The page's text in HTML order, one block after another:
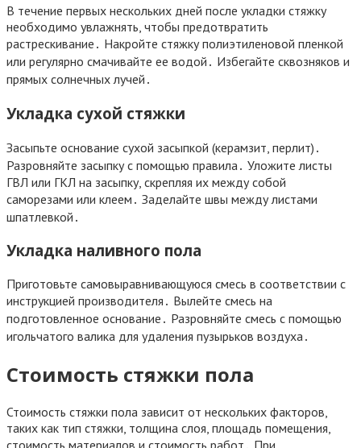
В течение первых нескольких дней после укладки стяжку
необходимо увлажнять, чтобы предотвратить
растрескивание․ Накройте стяжку полиэтиленовой пленкой
или регулярно смачивайте ее водой․ Избегайте сквозняков и
прямых солнечных лучей․
Укладка сухой стяжки
Засыпьте основание сухой засыпкой (керамзит, перлит)․
Разровняйте засыпку с помощью правила․ Уложите листы
ГВЛ или ГКЛ на засыпку, скрепляя их между собой
саморезами или клеем․ Заделайте швы между листами
шпатлевкой․
Укладка наливного пола
Приготовьте самовыравнивающуюся смесь в соответствии с
инструкцией производителя․ Вылейте смесь на
подготовленное основание․ Разровняйте смесь с помощью
игольчатого валика для удаления пузырьков воздуха․
Стоимость стяжки пола
Стоимость стяжки пола зависит от нескольких факторов,
таких как тип стяжки, толщина слоя, площадь помещения,
стоимость материалов и стоимость работ․ При